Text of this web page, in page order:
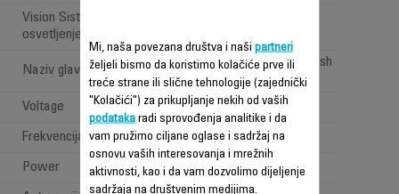
Vision Sistem: 'LED
osvetljenje'
Naziv glave za usisavanje
All types of floor brush
Voltage 100-240 V
Frekvencija 50/60 Hz
Power Power < 1 W
Mi, naša povezana društva i naši partneri
željeli bismo da koristimo kolačiće prve ili
treće strane ili slične tehnologije (zajednički
"Kolačići") za prikupljanje nekih od vaših
podatakaradi sprovođenja analitike i da
vam pružimo ciljane oglase i sadržaj na
osnovu vaših interesovanja i mrežnih
aktivnosti, kao i da vam dozvolimo dijeljenje
sadržaja na društvenim medijima.